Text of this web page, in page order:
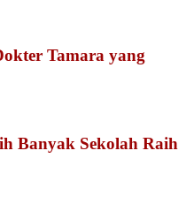
Tamara yang
Banyak Sekolah Raih